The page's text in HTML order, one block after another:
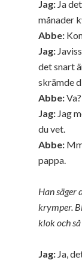
Jag: Ja
månader
Abbe:
Jag:
det snart
skrämde
Abbe:
Jag: Jag
du vet.
Abbe:
pappa.
Han säger
krymper.
klok och
Jag: Ja,